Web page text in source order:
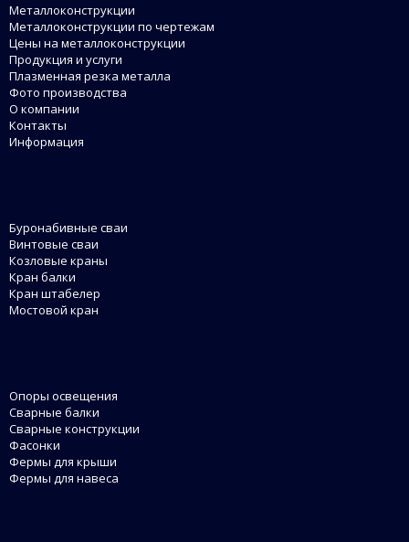
Металлоконструкции
Металлоконструкции по чертежам
Цены на металлоконструкции
Продукция и услуги
Плазменная резка металла
Фото производства
О компании
Контакты
Информация
Буронабивные сваи
Винтовые сваи
Козловые краны
Кран балки
Кран штабелер
Мостовой кран
Опоры освещения
Сварные балки
Сварные конструкции
Фасонки
Фермы для крыши
Фермы для навеса